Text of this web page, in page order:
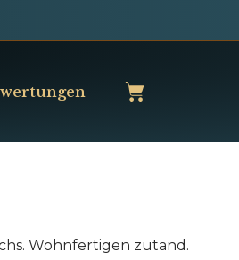
Wohnfertigen zutand.